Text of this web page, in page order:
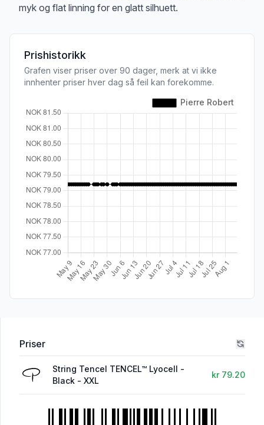
myk og flat linning for en glatt silhuett.
Prishistorikk
Grafen viser priser over 90 dager, merk at vi ikke
innhenter priser hver dag så feil kan forekomme.
Priser
String Tencel TENCEL™ Lyocell -
Black - XXL
kr 79.20